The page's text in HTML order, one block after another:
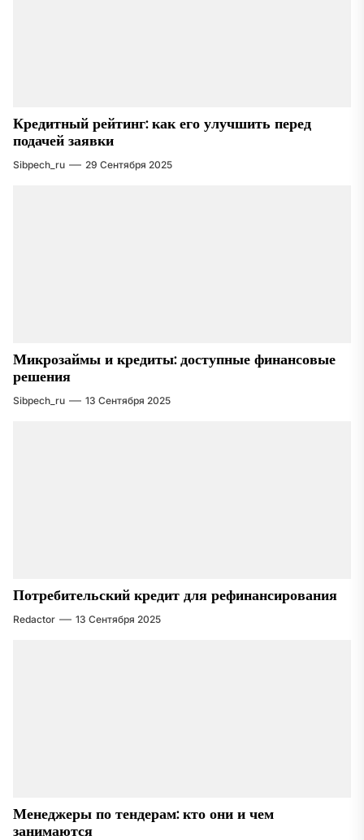
Кредитный рейтинг: как его улучшить перед
подачей заявки
Sibpech_ru 29 Сентября 2025
Микрозаймы и кредиты: доступные финансовые
решения
Sibpech_ru 13 Сентября 2025
Потребительский кредит для рефинансирования
Redactor 13 Сентября 2025
Менеджеры по тендерам: кто они и чем
занимаются